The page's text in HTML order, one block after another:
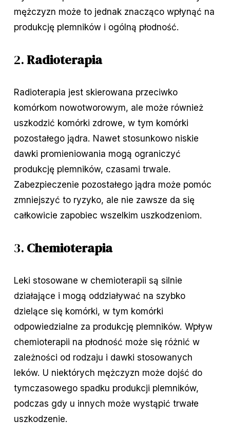
mężczyzn może to jednak znacząco wpłynąć na
produkcję plemników i ogólną płodność.
2.Radioterapia
Radioterapia jest skierowana przeciwko
komórkom nowotworowym, ale może również
uszkodzić komórki zdrowe, w tym komórki
pozostałego jądra. Nawet stosunkowo niskie
dawki promieniowania mogą ograniczyć
produkcję plemników, czasami trwale.
Zabezpieczenie pozostałego jądra może pomóc
zmniejszyć to ryzyko, ale nie zawsze da się
całkowicie zapobiec wszelkim uszkodzeniom.
3. Chemioterapia
Leki stosowane w chemioterapii są silnie
działające i mogą oddziaływać na szybko
dzielące się komórki, w tym komórki
odpowiedzialne za produkcję plemników. Wpływ
chemioterapii na płodność może się różnić w
zależności od rodzaju i dawki stosowanych
leków. U niektórych mężczyzn może dojść do
tymczasowego spadku produkcji plemników,
podczas gdy u innych może wystąpić trwałe
uszkodzenie.